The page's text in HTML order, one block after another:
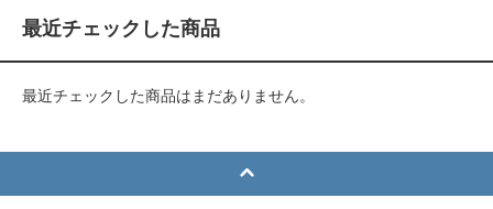
最近チェックした商品
最近チェックした商品はまだありません。